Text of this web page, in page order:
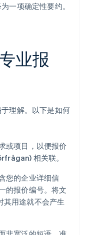
一项确定性要约。
业报
理解。以下是如何
或项目，以便报价
相关联。
您的企业详细信
的报价编号。将文
用途就不会产生